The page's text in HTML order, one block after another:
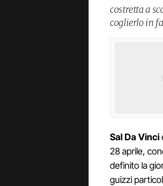
costretta a
coglierlo in
Sal Da Vinci
28 aprile,
definito la
guizzi